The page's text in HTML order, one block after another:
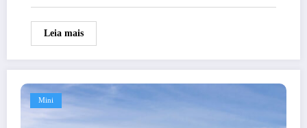
Leia mais
Mini